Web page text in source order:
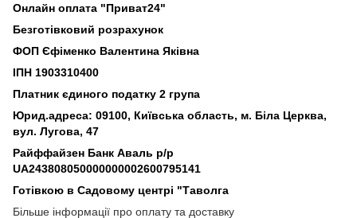
Онлайн оплата "Приват24"
Безготівковий розрахунок
ФОП Єфіменко Валентина Яківна
ІПН 1903310400
Платник єдиного податку 2 група
Юрид.адреса: 09100, Київська область, м. Біла Церква,
вул. Лугова, 47
Райффайзен Банк Аваль р/р
UA243808050000000002600795141
Готівкою в Садовому центрі "Таволга
Більше інформації про оплату та доставку